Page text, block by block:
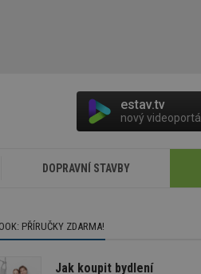
estav.tv
nový videoportál
DOPRAVNÍ STAVBY
PŘÍRUČKY ZDARMA!
Jak koupit bydlení